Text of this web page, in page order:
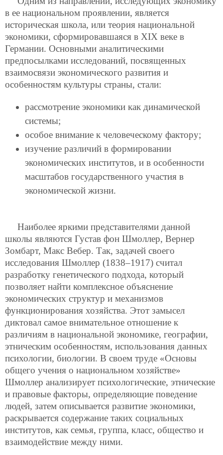
в ее национальном проявлении, является
историческая школа, или теория национальной
экономики, сформировавшаяся в XIX веке в
Германии. Основными аналитическими
предпосылками исследований, посвященных
взаимосвязи экономического развития и
особенностям культуры страны, стали:
рассмотрение экономики как динамической
системы;
особое внимание к человеческому фактору;
изучение различий в формировании
экономических институтов, и в особенности
масштабов государственного участия в
экономической жизни.
Наиболее яркими представителями данной
школы являются Густав фон Шмоллер, Вернер
Зомбарт, Макс Вебер. Так, задачей своего
исследования Шмоллер (1838–1917) считал
разработку генетического подхода, который
позволяет найти комплексное объяснение
экономических структур и механизмов
функционирования хозяйства. Этот замысел
диктовал самое внимательное отношение к
различиям в национальной экономике, географии,
этническим особенностям, использования данных
психологии, биологии. В своем труде «Основы
общего учения о национальном хозяйстве»
Шмоллер анализирует психологические, этнические
и правовые факторы, определяющие поведение
людей, затем описывается развитие экономики,
раскрывается содержание таких социальных
институтов, как семья, группа, класс, общество и
взаимодействие между ними.